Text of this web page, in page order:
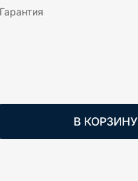
Гарантия
В КОРЗИНУ